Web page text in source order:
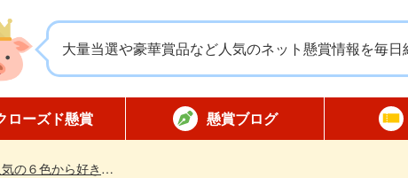
大量当選や豪華賞品など人気のネット懸賞情報を毎日
ローズド懸賞
国版懸賞
象店舗限定
賞ハガキ
懸賞ブログ
リーゼ 泡カラー 人気の６色から好きな色をプレゼント